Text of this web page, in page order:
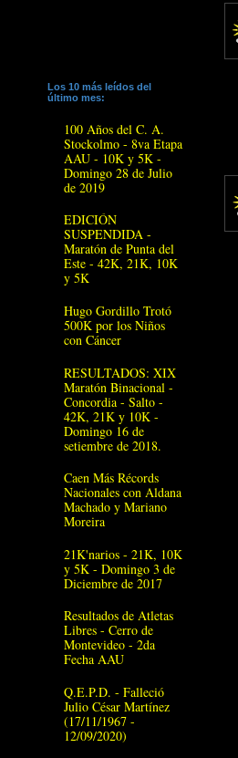
Los 10 más leídos del
último mes:
100 Años del C. A.
Stockolmo - 8va Etapa
AAU - 10K y 5K -
Domingo 28 de Julio
de 2019
EDICIÓN
SUSPENDIDA -
Maratón de Punta del
Este - 42K, 21K, 10K
y 5K
Hugo Gordillo Trotó
500K por los Niños
con Cáncer
RESULTADOS: XIX
Maratón Binacional -
Concordia - Salto -
42K, 21K y 10K -
Domingo 16 de
setiembre de 2018.
Caen Más Récords
Nacionales con Aldana
Machado y Mariano
Moreira
21K'narios - 21K, 10K
y 5K - Domingo 3 de
Diciembre de 2017
Resultados de Atletas
Libres - Cerro de
Montevideo - 2da
Fecha AAU
Q.E.P.D. - Falleció
Julio César Martínez
(17/11/1967 -
12/09/2020)